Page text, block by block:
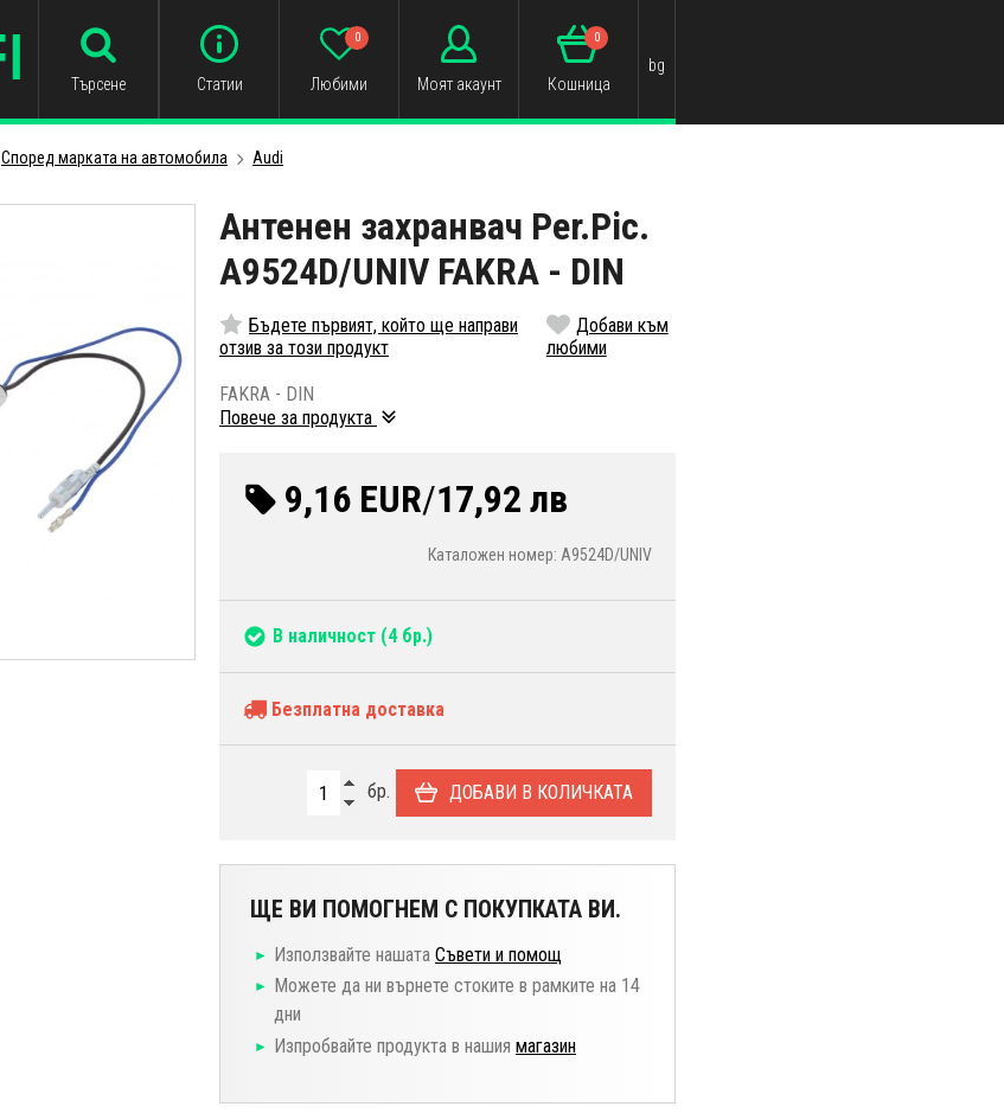
Търсене Статии Любими
0
Моят акаунт Кошница
0
bg
Cпоред маркатa на автомобила Audi
Антенен захранвач Per.Pic.
A9524D/UNIV FAKRA - DIN
Бъдете първият, който ще направи
отзив за този продукт
Добави към
любими
FAKRA - DIN
Повече за продукта
9,16 EUR/17,92 лв
Каталожен номер: A9524D/UNIV
В наличност (4 бр.)
Безплатна доставка
бр. ДОБАВИ В КОЛИЧКАТА
ЩЕ ВИ ПОМОГНЕМ С ПОКУПКАТА ВИ.
Използвайте нашата Съвети и помощ
Можете да ни върнете стоките в рамките на 14
дни
Изпробвайте продукта в нашия магазин